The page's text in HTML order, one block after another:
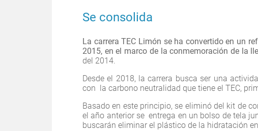
Se consolida
La carrera TEC Limón se ha convertido en un
2015, en el marco de la conmemoración de la
del 2014.
Desde el 2018, la carrera busca ser una
con la carbono neutralidad que tiene el TEC,
Basado en este principio, se eliminó del kit de
el año anterior se entrega en un bolso de tela
buscarán eliminar el plástico de la hidratación